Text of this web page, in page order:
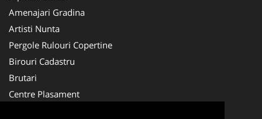
Amenajari Gradina
Artisti Nunta
Pergole Rulouri Copertine
Birouri Cadastru
Brutari
Centre Plasament